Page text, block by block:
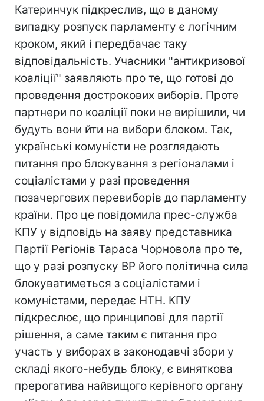
Катеринчук підкреслив, що в даному
випадку розпуск парламенту є логічним
кроком, який і передбачає таку
відповідальність. Учасники "антикризової
коаліції" заявляють про те, що готові до
проведення дострокових виборів. Проте
партнери по коаліції поки не вирішили, чи
будуть вони йти на вибори блоком. Так,
українські комуністи не розглядають
питання про блокування з регіоналами і
соціалістами у разі проведення
позачергових перевиборів до парламенту
країни. Про це повідомила прес-служба
КПУ у відповідь на заяву представника
Партії Регіонів Тараса Чорновола про те,
що у разі розпуску ВР його політична сила
блокуватиметься з соціалістами і
комуністами, передає НТН. КПУ
підкреслює, що принципові для партії
рішення, а саме таким є питання про
участь у виборах в законодавчі збори у
складі якого-небудь блоку, є виняткова
прерогатива найвищого керівного органу